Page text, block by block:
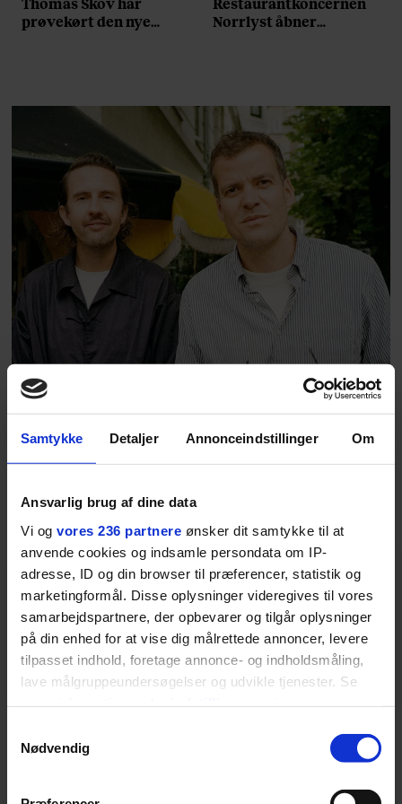
Samtykke Detaljer Annonceindstillinger Om
Ansvarlig brug af dine data
Vi og vores 236 partnere ønsker dit samtykke til at
anvende cookies og indsamle persondata om IP-
adresse, ID og din browser til præferencer, statistik og
marketingformål. Disse oplysninger videregives til vores
samarbejdspartnere, der opbevarer og tilgår oplysninger
på din enhed for at vise dig målrettede annoncer, levere
tilpasset indhold, foretage annonce- og indholdsmåling,
lave målgruppeundersøgelser og udvikle tjenester. Se
tilbage eller ændre indstillinger fra vores
"Cookiedeklaration", eller ved at trykke på "Privacy
Nødvendig
Thomas Skov har
prøvekørt den nye
Restaurantkoncernen
Norrlyst åbner
PODCAST
Det er alt for nemt at
brokke sig: Nyt afsnit af
’Arbejdstitel’ handler
om alt det, der gør
verden lidt sjovere og
hverdagen lidt lysere